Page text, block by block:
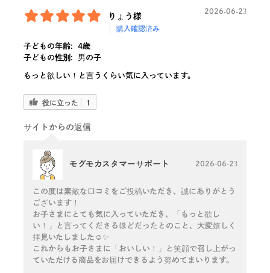
りょう様
購入確認済み
2026-06-23
子どもの年齢:
4歳
子どもの性別:
男の子
もっと欲しい！と言うくらい気に入っています。
役に立った 1
サイトからの返信
モグモカスタマーサポート 2026-06-23
この度は素敵な口コミをご投稿いただき、誠にありがとう
ございます！
お子さまにとても気に入っていただき、「もっと欲し
い！」と言ってくださるほどだったとのこと、大変嬉しく
拝見いたしました☺️✨
これからもお子さまに「おいしい！」と笑顔で召し上がっ
ていただける商品をお届けできるよう努めてまいります。